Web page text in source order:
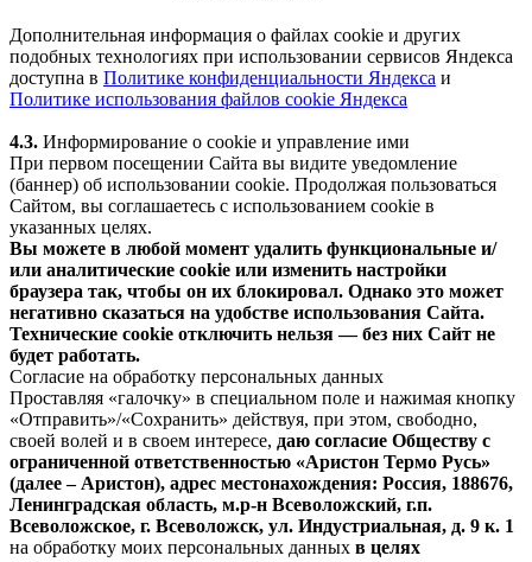
Дополнительная информация о файлах cookie и других
подобных технологиях при использовании сервисов Яндекса
доступна в Политике конфиденциальности Яндекса и
Политике использования файлов cookie Яндекса
4.3. Информирование о cookie и управление ими
При первом посещении Сайта вы видите уведомление
(баннер) об использовании cookie. Продолжая пользоваться
Сайтом, вы соглашаетесь с использованием cookie в
указанных целях.
Вы можете в любой момент удалить функциональные и/
или аналитические cookie или изменить настройки
браузера так, чтобы он их блокировал. Однако это может
негативно сказаться на удобстве использования Сайта.
Технические cookie отключить нельзя — без них Сайт не
будет работать.
Согласие на обработку персональных данных
Проставляя «галочку» в специальном поле и нажимая кнопку
«Отправить»/«Сохранить» действуя, при этом, свободно,
своей волей и в своем интересе, даю согласие Обществу с
ограниченной ответственностью «Аристон Термо Русь»
(далее – Аристон), адрес местонахождения: Россия, 188676,
Ленинградская область, м.р-н Всеволожский, г.п.
Всеволожское, г. Всеволожск, ул. Индустриальная, д. 9 к. 1
на обработку моих персональных данных в целях